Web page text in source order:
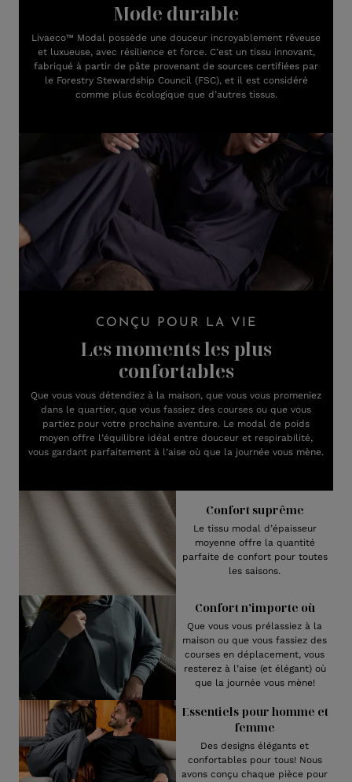
Mode durable
Livaeco™ Modal possède une douceur incroyablement rêveuse
et luxueuse, avec résilience et force. C’est un tissu innovant,
fabriqué à partir de pâte provenant de sources certifiées par
le Forestry Stewardship Council (FSC), et il est considéré
comme plus écologique que d’autres tissus.
CONÇU POUR LA VIE
Les moments les plus
confortables
Que vous vous détendiez à la maison, que vous vous promeniez
dans le quartier, que vous fassiez des courses ou que vous
partiez pour votre prochaine aventure. Le modal de poids
moyen offre l’équilibre idéal entre douceur et respirabilité,
vous gardant parfaitement à l’aise où que la journée vous mène.
Confort suprême
Le tissu modal d’épaisseur
moyenne offre la quantité
parfaite de confort pour toutes
les saisons.
Confort n’importe où
Que vous vous prélassiez à la
maison ou que vous fassiez des
courses en déplacement, vous
resterez à l’aise (et élégant) où
que la journée vous mène!
Essentiels pour homme et
femme
Des designs élégants et
confortables pour tous! Nous
avons conçu chaque pièce pour